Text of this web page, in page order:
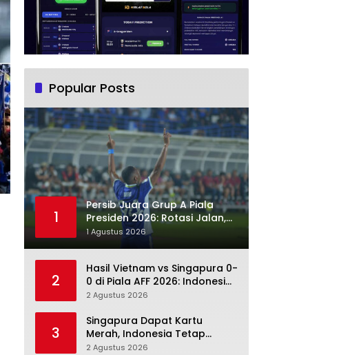
Popular Posts
1
Persib Juara Grup A Piala
Presiden 2026: Rotasi Jalan,
Tolic Punya Alasan untuk
Percaya
1 Agustus 2026
2
Hasil Vietnam vs Singapura 0-
0 di Piala AFF 2026: Indonesia
Kini Punya Jalan Terbuka
2 Agustus 2026
3
Singapura Dapat Kartu
Merah, Indonesia Tetap
Gagal Menang: Di Sini
2 Agustus 2026